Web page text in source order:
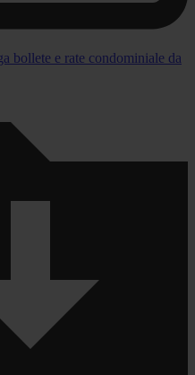
bollete e rate condominiale da